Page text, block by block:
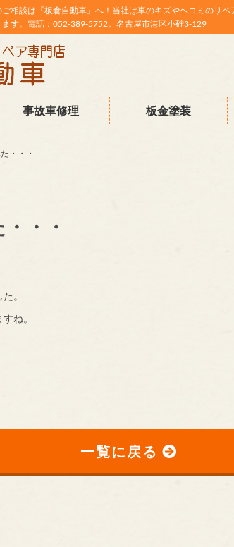
ご相談は『板倉自動車』へ！当社は車のキズやヘコミのリ
す。電話：052-389-5752。名古屋市港区小碓3-129
事故車修理 板金塗装
・・・
・・
。
ね。
一覧に戻る